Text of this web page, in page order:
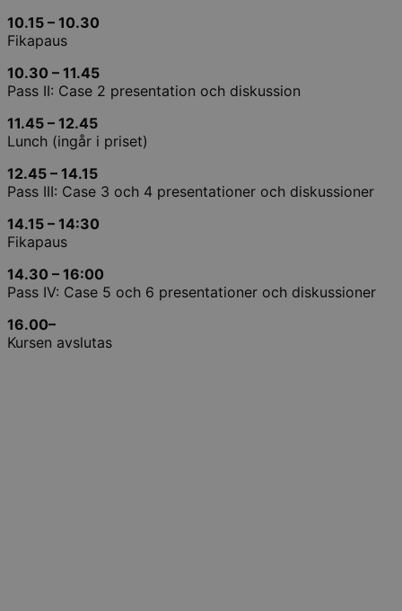
10.15 – 10.30
Fikapaus
10.30 – 11.45
Pass II: Case 2 presentation och diskussion
11.45 – 12.45
Lunch (ingår i priset)
12.45 – 14.15
Pass III: Case 3 och 4 presentationer och diskussioner
14.15 – 14:30
Fikapaus
14.30 – 16:00
Pass IV: Case 5 och 6 presentationer och diskussioner
16.00–
Kursen avslutas